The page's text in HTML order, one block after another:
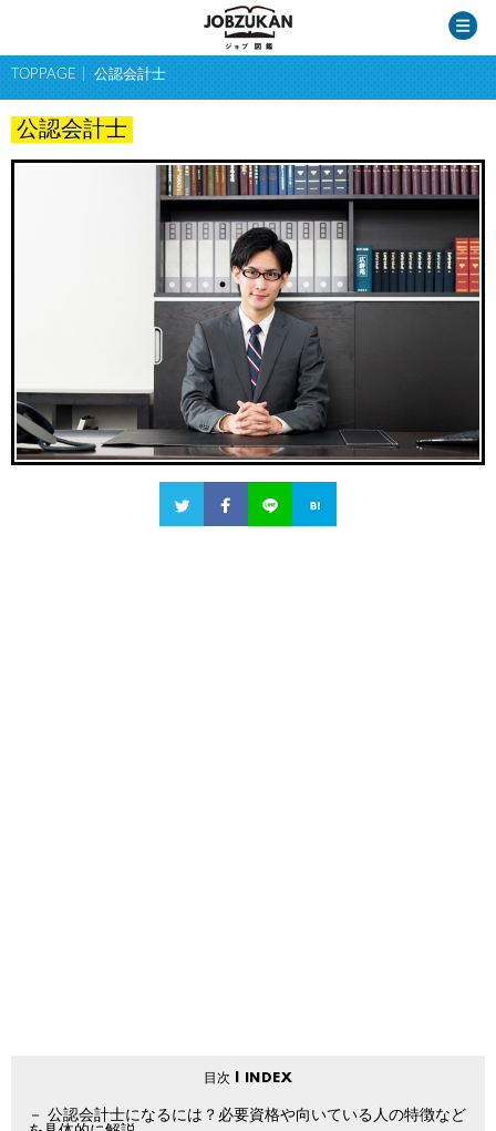
TOPPAGE 公認会計士
公認会計士
公認会計士になるには？必要資格や向いている人の特徴など